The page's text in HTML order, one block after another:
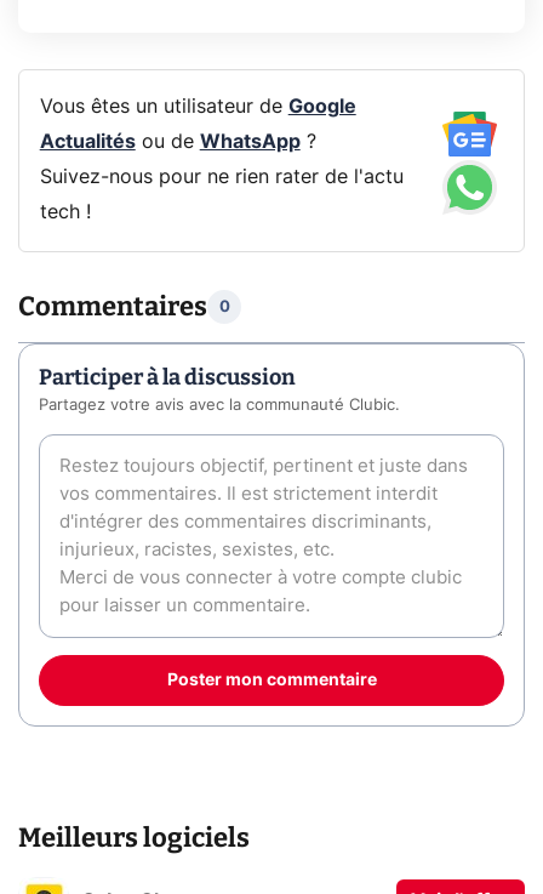
Vous êtes un utilisateur de Google
Actualitésou de WhatsApp?
Suivez-nous pour ne rien rater de l'actu
tech !
Commentaires 0
Participer à la discussion
Partagez votre avis avec la communauté Clubic.
Poster mon commentaire
Meilleurs logiciels